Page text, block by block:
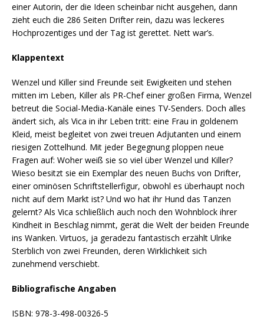
einer Autorin, der die Ideen scheinbar nicht ausgehen, dann
zieht euch die 286 Seiten Drifter rein, dazu was leckeres
Hochprozentiges und der Tag ist gerettet. Nett war’s.
Klappentext
Wenzel und Killer sind Freunde seit Ewigkeiten und stehen
mitten im Leben, Killer als PR-Chef einer großen Firma, Wenzel
betreut die Social-Media-Kanäle eines TV-Senders. Doch alles
ändert sich, als Vica in ihr Leben tritt: eine Frau in goldenem
Kleid, meist begleitet von zwei treuen Adjutanten und einem
riesigen Zottelhund. Mit jeder Begegnung ploppen neue
Fragen auf: Woher weiß sie so viel über Wenzel und Killer?
Wieso besitzt sie ein Exemplar des neuen Buchs von Drifter,
einer ominösen Schriftstellerfigur, obwohl es überhaupt noch
nicht auf dem Markt ist? Und wo hat ihr Hund das Tanzen
gelernt? Als Vica schließlich auch noch den Wohnblock ihrer
Kindheit in Beschlag nimmt, gerät die Welt der beiden Freunde
ins Wanken. Virtuos, ja geradezu fantastisch erzählt Ulrike
Sterblich von zwei Freunden, deren Wirklichkeit sich
zunehmend verschiebt.
Bibliografische Angaben
ISBN: 978-3-498-00326-5